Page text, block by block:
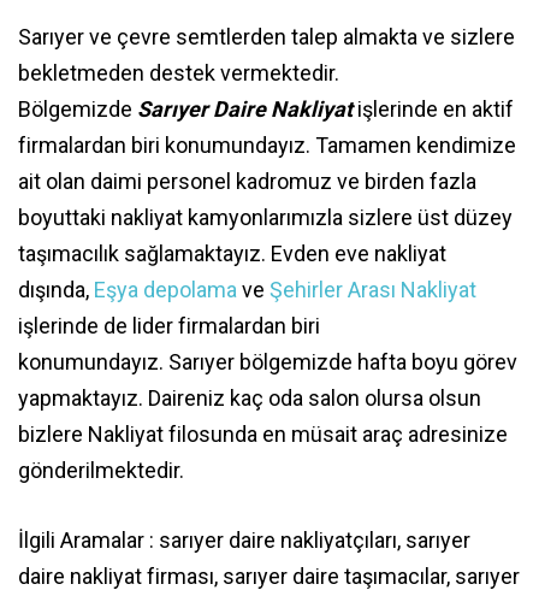
Sarıyer ve çevre semtlerden talep almakta ve sizlere
bekletmeden destek vermektedir.
Bölgemizde Sarıyer Daire Nakliyatişlerinde en aktif
firmalardan biri konumundayız. Tamamen kendimize
ait olan daimi personel kadromuz ve birden fazla
boyuttaki nakliyat kamyonlarımızla sizlere üst düzey
taşımacılık sağlamaktayız. Evden eve nakliyat
dışında, Eşya depolama ve Şehirler Arası Nakliyat
işlerinde de lider firmalardan biri
konumundayız. Sarıyer bölgemizde hafta boyu görev
yapmaktayız. Daireniz kaç oda salon olursa olsun
bizlere Nakliyat filosunda en müsait araç adresinize
gönderilmektedir.
İlgili Aramalar : sarıyer daire nakliyatçıları, sarıyer
daire nakliyat firması, sarıyer daire taşımacılar, sarıyer